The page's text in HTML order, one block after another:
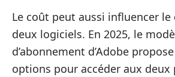
Le coût peut aussi influencer le
deux logiciels. En 2025, le
d’abonnement d’Adobe
options pour accéder aux deux